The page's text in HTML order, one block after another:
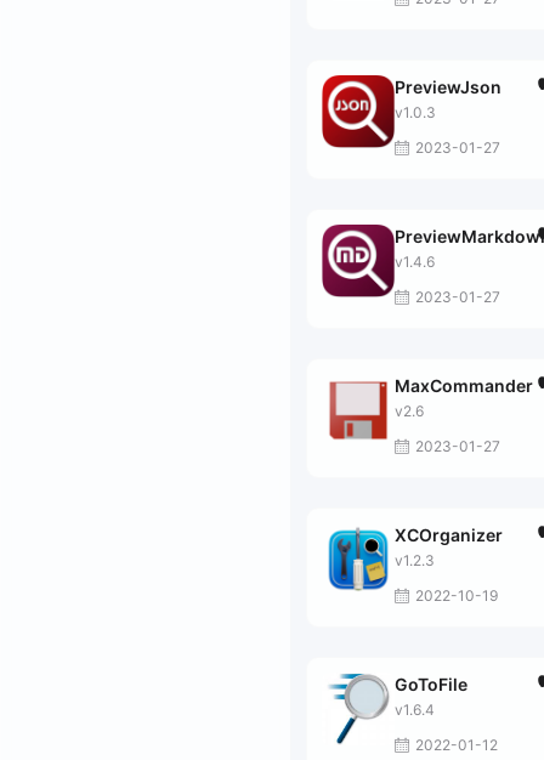
PreviewJson
v1.0.3
2023-01-27
v1.4.6
2023-01-27
MaxCommander
v2.6
2023-01-27
XCOrganizer
v1.2.3
2022-10-19
GoToFile
v1.6.4
2022-01-12